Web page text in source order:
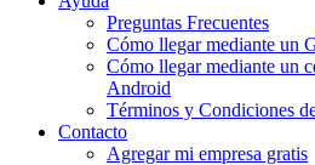
Preguntas Frecuentes
Cómo llegar mediante un
Cómo llegar mediante un
Android
Términos y Condiciones
Contacto
Agregar mi empresa gratis